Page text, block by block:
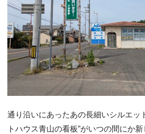
通り沿いにあったあの長細いシルエッ
トハウス青山の看板”がいつの間にか